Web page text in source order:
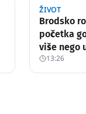
ŽIVOT
Brodsko
početka
više nego
13:26